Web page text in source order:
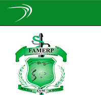
navigation